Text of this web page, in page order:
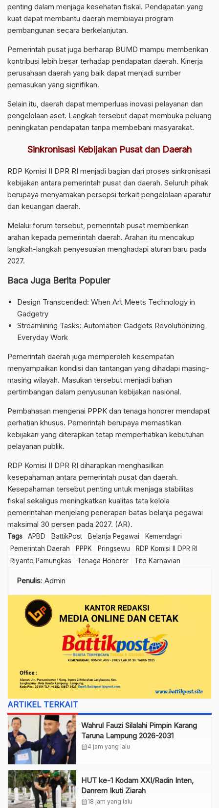
penting dalam menjaga kesehatan fiskal. Pendapatan yang
kuat dapat membantu daerah membiayai program
pembangunan secara berkelanjutan.
Pemerintah pusat juga berharap BUMD mampu memberikan
kontribusi lebih besar terhadap pendapatan daerah. Kinerja
perusahaan daerah yang baik dapat menjadi sumber
pemasukan yang signifikan.
Selain itu, daerah dapat memperluas inovasi pelayanan dan
pengelolaan aset. Langkah tersebut dapat membuka peluang
peningkatan pendapatan tanpa membebani masyarakat.
Sinkronisasi Kebijakan Pusat dan Daerah
RDP Komisi II DPR RI menjadi bagian dari proses sinkronisasi
kebijakan antara pemerintah pusat dan daerah. Seluruh pihak
berupaya menyamakan persepsi terkait pengelolaan aparatur
dan keuangan daerah.
Melalui forum tersebut, pemerintah pusat memberikan
arahan kepada pemerintah daerah. Arahan itu mencakup
langkah-langkah penyesuaian menghadapi aturan baru pada
2027.
Baca Juga Berita Populer
Design Transcended: When Art Meets Technology in
Gadgetry
Streamlining Tasks: Automation Gadgets Revolutionizing
Everyday Work
Pemerintah daerah juga memperoleh kesempatan
menyampaikan kondisi dan tantangan yang dihadapi masing-
masing wilayah. Masukan tersebut menjadi bahan
pertimbangan dalam penyusunan kebijakan nasional.
Pembahasan mengenai PPPK dan tenaga honorer mendapat
perhatian khusus. Pemerintah berupaya memastikan
kebijakan yang diterapkan tetap memperhatikan kebutuhan
pelayanan publik.
RDP Komisi II DPR RI diharapkan menghasilkan
kesepahaman antara pemerintah pusat dan daerah.
Kesepahaman tersebut penting untuk menjaga stabilitas
fiskal sekaligus meningkatkan kualitas tata kelola
pemerintahan menjelang penerapan batas belanja pegawai
maksimal 30 persen pada 2027. (AR).
Tags APBD BattikPost Belanja Pegawai
Kemendagri
Pemerintah Daerah
PPPK Pringsewu
RDP Komisi II DPR RI
Riyanto Pamungkas
Tenaga Honorer Tito Karnavian
Penulis: Admin
ARTIKEL TERKAIT
Wahrul Fauzi Silalahi Pimpin Karang
Taruna Lampung 2026-2031
calendar_month4 jam yang lalu
HUT ke-1 Kodam XXI/Radin Inten,
Danrem Ikuti Ziarah
calendar_month18 jam yang lalu